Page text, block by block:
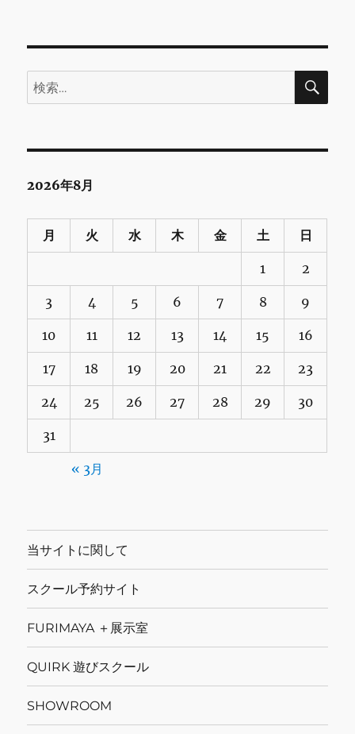
検
索:
検
2026年8月
月 火 水 木 金 土 日
1 2
3 4 5 6 7 8 9
10 11 12 13 14 15 16
17 18 19 20 21 22 23
24 25 26 27 28 29 30
31
« 3月
当サイトに関して
スクール予約サイト
FURIMAYA ＋展示室
QUIRK 遊びスクール
SHOWROOM